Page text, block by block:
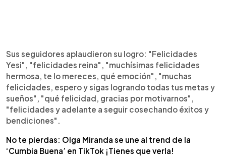
Sus seguidores aplaudieron su logro: "Felicidades
Yesi", "felicidades reina", "muchísimas felicidades
hermosa, te lo mereces, qué emoción", "muchas
felicidades, espero y sigas logrando todas tus metas y
sueños", "qué felicidad, gracias por motivarnos",
"felicidades y adelante a seguir cosechando éxitos y
bendiciones".
No te pierdas: Olga Miranda se une al trend de la
‘Cumbia Buena’ en TikTok ¡Tienes que verla!